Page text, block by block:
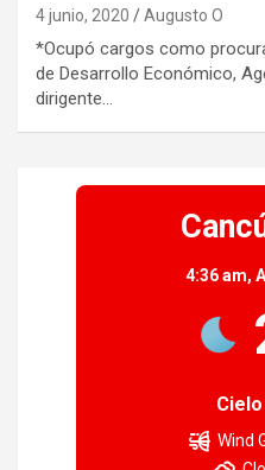
4 junio, 2020 Augusto O
*Ocupó cargos como
de Desarrollo Económico,
dirigente…
4:36 am,
Wind